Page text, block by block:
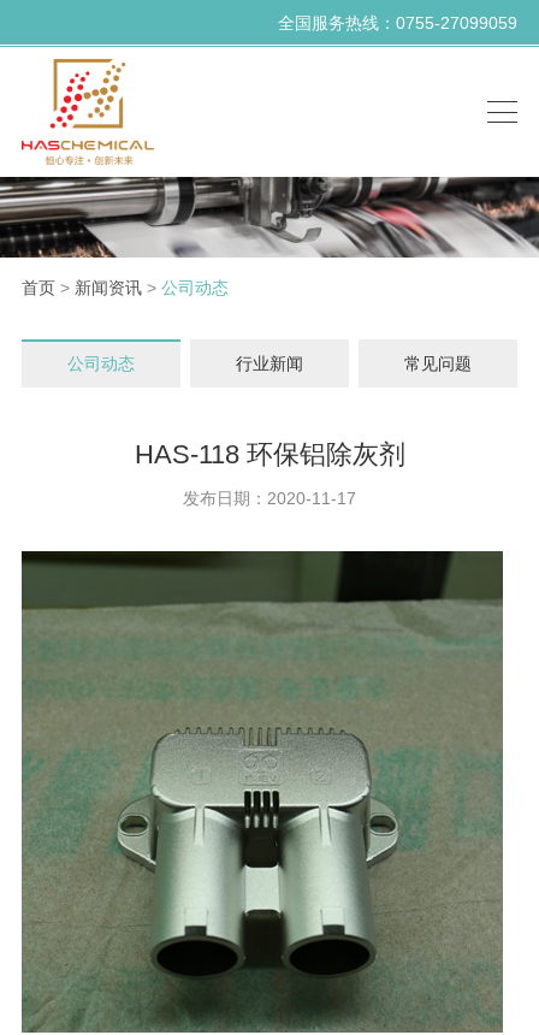
全国服务热线：0755-27099059
首页> 新闻资讯> 公司动态
公司动态 行业新闻 常见问题
HAS-118 环保铝除灰剂
发布日期：2020-11-17